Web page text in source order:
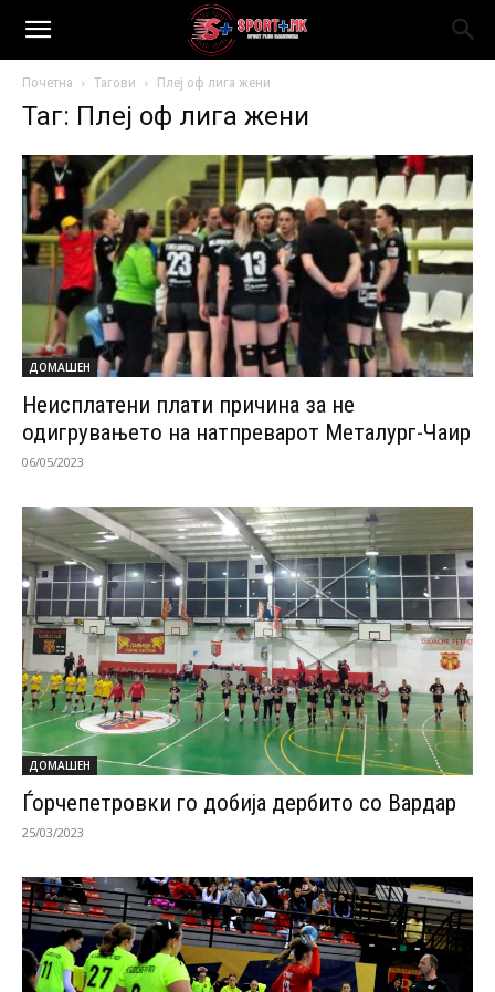
Почетна Тагови Плеј оф лига жени
Таг: Плеј оф лига жени
ДОМАШЕН
Неисплатени плати причина за не
одигрувањето на натпреварот Металург-Чаир
06/05/2023
ДОМАШЕН
Ѓорчепетровки го добија дербито со Вардар
25/03/2023